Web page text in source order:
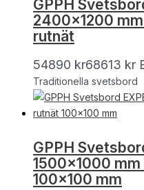
GPPH
2400×1200
rutnät
54890 kr68613 kr
Traditionella svetsbord
GPPH
1500×1000
100×100 mm